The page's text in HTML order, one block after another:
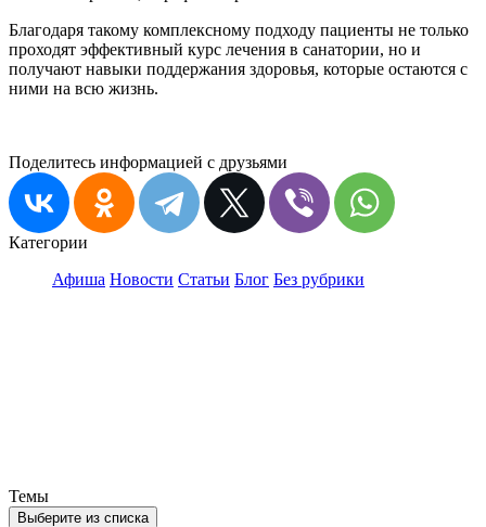
Благодаря такому комплексному подходу пациенты не только
проходят эффективный курс лечения в санатории, но и
получают навыки поддержания здоровья, которые остаются с
ними на всю жизнь.
Поделитесь информацией с друзьями
Категории
Афиша Новости Статьи Блог Без рубрики
Темы
Выберите из списка